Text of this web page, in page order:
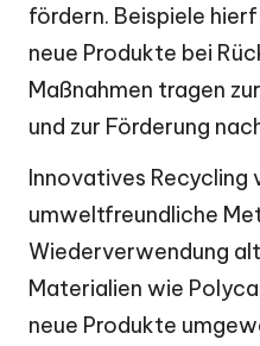
fördern. Beispiele
neue Produkte bei
Maßnahmen tragen
und zur Förderung
Innovatives Recycling
umweltfreundliche
Wiederverwendung
Materialien wie
neue Produkte